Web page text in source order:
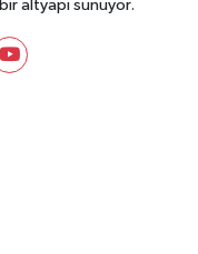
altyapı sunuyor.